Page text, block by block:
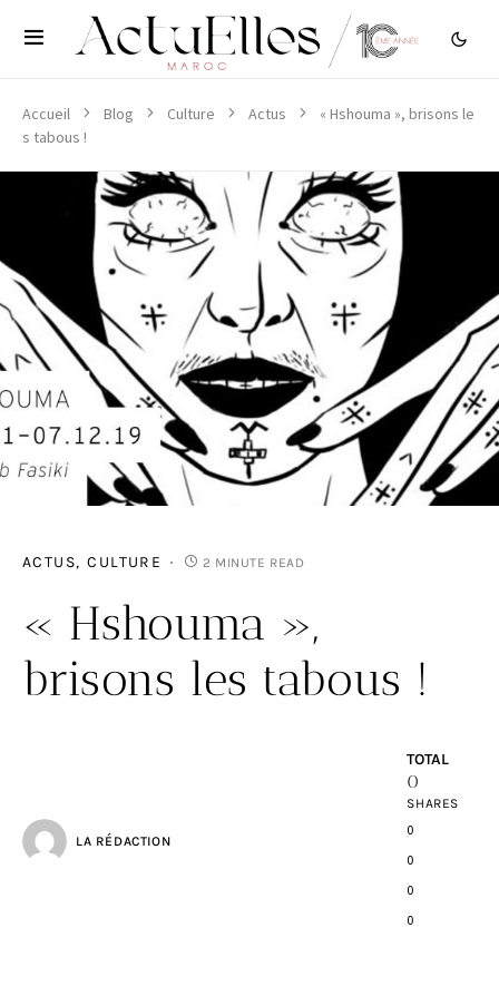
Accueil Blog Culture Actus
« Hshouma », brisons le
s tabous !
ACTUS CULTURE 2 MINUTE READ
« Hshouma »,
brisons les tabous !
LA RÉDACTION
TOTAL
0
SHARES
0
0
0
0